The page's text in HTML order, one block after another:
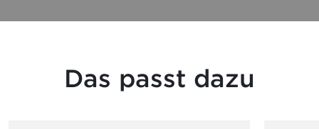
Das passt dazu